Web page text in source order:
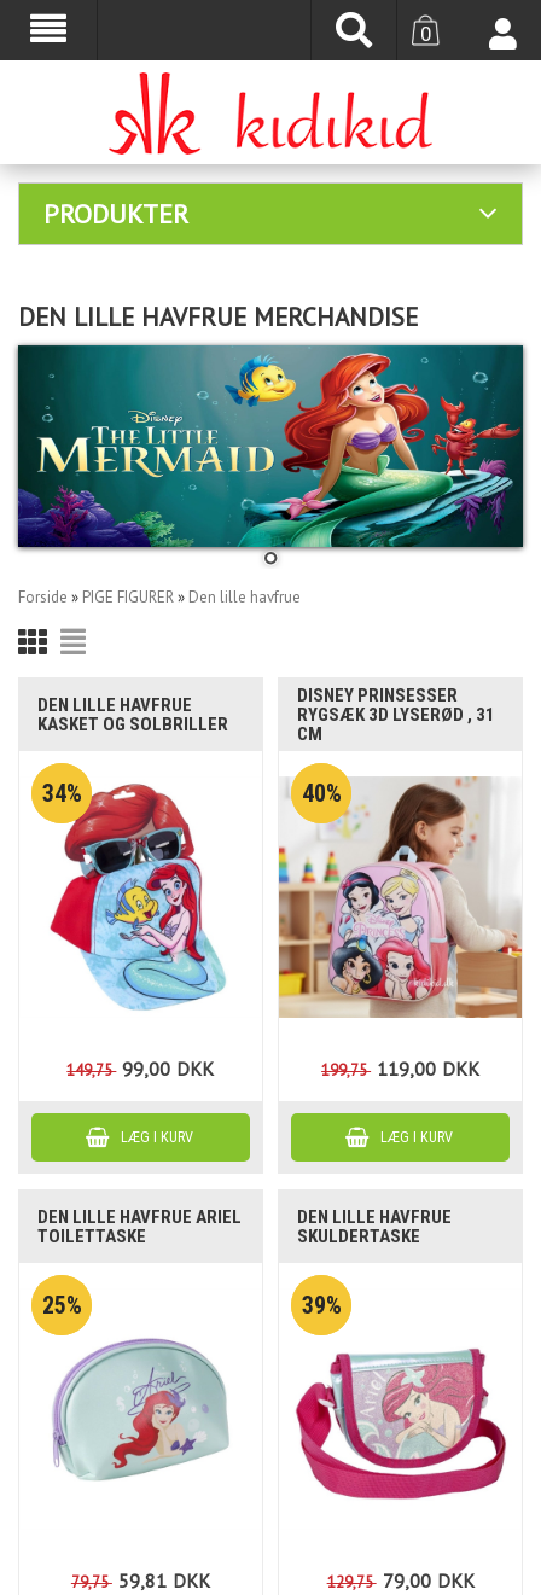
0
PRODUKTER
DEN LILLE HAVFRUE MERCHANDISE
Forside » PIGE FIGURER» Den lille havfrue
DEN LILLE HAVFRUE
KASKET OG SOLBRILLER
34%
149,75 99,00 DKK
DISNEY PRINSESSER
RYGSÆK 3D LYSERØD , 31
CM
40%
199,75 119,00 DKK
DEN LILLE HAVFRUE ARIEL
TOILETTASKE
25%
79,75 59,81 DKK
DEN LILLE HAVFRUE
SKULDERTASKE
39%
129,75 79,00 DKK